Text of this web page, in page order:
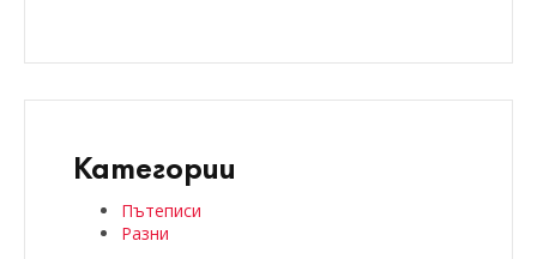
Категории
Пътеписи
Разни